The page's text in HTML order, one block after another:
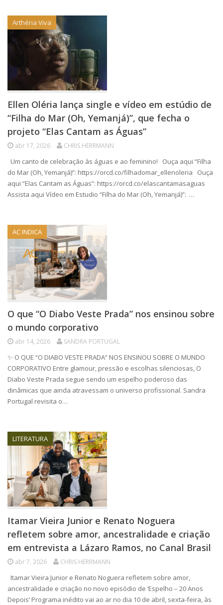
Arthéria Viva
Ellen Oléria lança single e vídeo em estúdio de
“Filha do Mar (Oh, Yemanjá)”, que fecha o
projeto “Elas Cantam as Águas”
abr 17, 2026 CHRIS HERRMANN
Um canto de celebração às águas e ao feminino! Ouça aqui “Filha
do Mar (Oh, Yemanjá)”: https://orcd.co/filhadomar_ellenoleria Ouça
aqui “Elas Cantam as Águas”: https://orcd.co/elascantamasaguas
Assista aqui Vídeo em Estudio “Filha do Mar (Oh, Yemanjá)”: …
AC INDICA
O que “O Diabo Veste Prada” nos ensinou sobre
o mundo corporativo
abr 14, 2026 SANDRA PORTUGAL
✨ O QUE “O DIABO VESTE PRADA” NOS ENSINOU SOBRE O MUNDO
CORPORATIVO Entre glamour, pressão e escolhas silenciosas, O
Diabo Veste Prada segue sendo um espelho poderoso das
dinâmicas que ainda atravessam o universo profissional. Sandra
Portugal revisita o…
LITERATURA
Itamar Vieira Junior e Renato Noguera
refletem sobre amor, ancestralidade e criação
em entrevista a Lázaro Ramos, no Canal Brasil
abr 7, 2026 CHRIS HERRMANN
Itamar Vieira Junior e Renato Noguera refletem sobre amor,
ancestralidade e criação no novo episódio de ‘Espelho – 20 Anos
Depois’ Programa inédito vai ao ar no dia 10 de abril, sexta-feira, às